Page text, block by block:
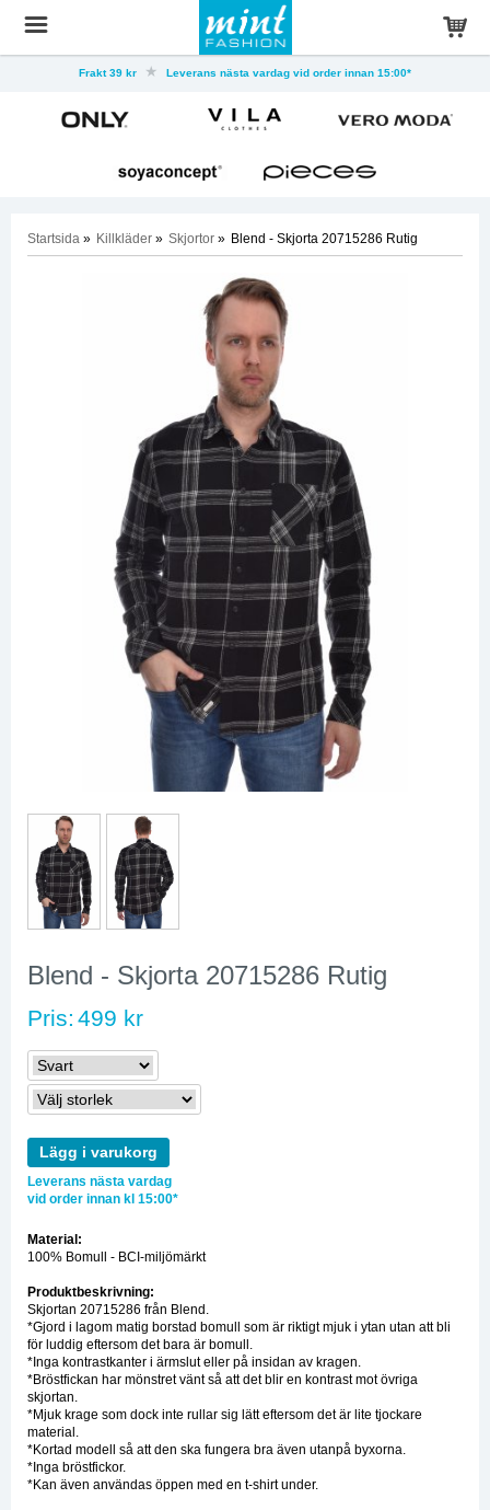
Frakt 39 kr Leverans nästa vardag vid order innan 15:00*
Startsida » Killkläder » Skjortor » Blend - Skjorta 20715286 Rutig
Blend - Skjorta 20715286 Rutig
Pris: 499 kr
Lägg i varukorg
Leverans nästa vardag
vid order innan kl 15:00*
Material:
100% Bomull - BCI-miljömärkt
Produktbeskrivning:
Skjortan 20715286 från Blend.
*Gjord i lagom matig borstad bomull som är riktigt mjuk i ytan utan att bli
för luddig eftersom det bara är bomull.
*Inga kontrastkanter i ärmslut eller på insidan av kragen.
*Bröstfickan har mönstret vänt så att det blir en kontrast mot övriga
skjortan.
*Mjuk krage som dock inte rullar sig lätt eftersom det är lite tjockare
material.
*Kortad modell så att den ska fungera bra även utanpå byxorna.
*Inga bröstfickor.
*Kan även användas öppen med en t-shirt under.